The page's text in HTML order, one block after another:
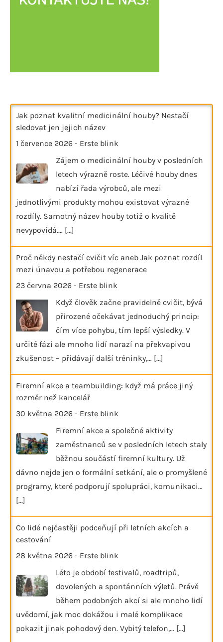
Jak poznat kvalitní medicinální houby? Nestačí
sledovat jen jejich název
1 července 2026 - Erste blink
Zájem o medicinální houby v posledních
letech výrazně roste. Léčivé houby dnes
nabízí řada výrobců, ale mezi
jednotlivými produkty mohou existovat výrazné
rozdíly. Samotný název houby totiž o kvalitě
nevypovídá.… [...]
Proč někdy nestačí cvičit víc aneb Jak poznat rozdíl
mezi únavou a potřebou regenerace
23 června 2026 - Erste blink
Když člověk začne pravidelně cvičit, bývá
přirozené očekávat jednoduchý princip:
čím více pohybu, tím lepší výsledky. V
určité fázi ale mnoho lidí narazí na překvapivou
zkušenost – přidávají další tréninky,… [...]
Firemní akce a teambuilding: když má práce jiný
rozměr než kancelář
30 května 2026 - Erste blink
Firemní akce a společné aktivity
zaměstnanců se v posledních letech staly
běžnou součástí firemní kultury. Už
dávno nejde jen o formální setkání, ale o promyšlené
programy, které podporují spolupráci, komunikaci…
[...]
Co lidé nejčastěji podceňují při letních akcích a
cestování
28 května 2026 - Erste blink
Léto je období festivalů, roadtripů,
dovolených a spontánních výletů. Právě
během podobných akcí si ale mnoho lidí
uvědomí, jak moc dokážou i malé komplikace
pokazit jinak pohodový den. Vybitý telefon,… [...]